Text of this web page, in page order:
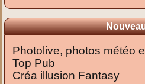
Photolive, photos météo
Top Pub
Créa illusion Fantasy